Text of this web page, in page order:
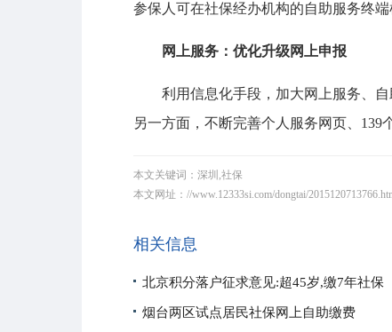
参保人可在社保经办机构的自助服务终
网上服务：优化升级网上申报
利用信息化手段，加大网上服务、自
另一方面，不断完善个人服务网页、139
本文关键词：深圳,社保
本文网址： //www.12333si.com/dongtai/
相关信息
北京积分落户征求意见:超45岁,缴7年社保
烟台两区试点居民社保网上自助缴费